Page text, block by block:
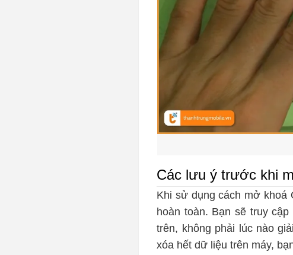
Các lưu ý trước khi
Khi sử dụng cách mở khoá
hoàn toàn. Bạn sẽ truy
trên, không phải lúc nào
xóa hết dữ liệu trên máy,